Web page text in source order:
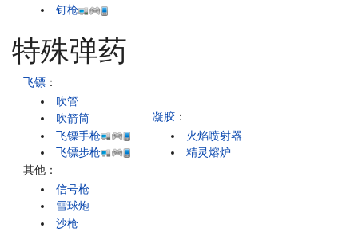
钉枪
特殊弹药
飞镖 ：
吹管
吹箭筒
飞镖手枪
飞镖步枪
凝胶 ：
火焰喷射器
精灵熔炉
其他：
信号枪
雪球炮
沙枪